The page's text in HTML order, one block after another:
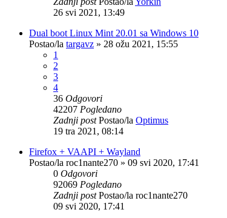
26 svi 2021, 13:49
Dual boot Linux Mint 20.01 sa Windows 10
Postao/la targavz » 28 ožu 2021, 15:55
1
2
3
4
36 Odgovori
42207 Pogledano
Zadnji postPostao/la Optimus
19 tra 2021, 08:14
Firefox + VAAPI + Wayland
Postao/la roc1nante270 » 09 svi 2020, 17:41
0 Odgovori
92069 Pogledano
Zadnji postPostao/la roc1nante270
09 svi 2020, 17:41